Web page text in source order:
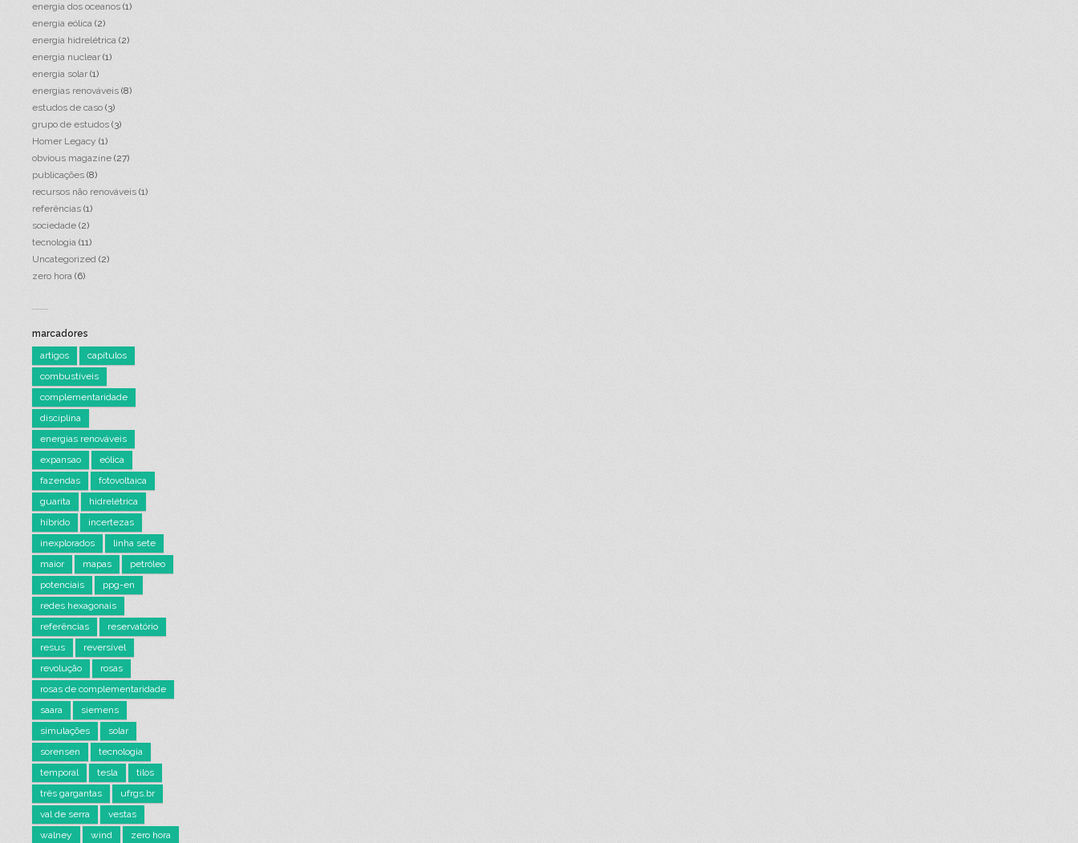
energia dos oceanos (1)
energia eólica (2)
energia hidrelétrica (2)
energia nuclear (1)
energia solar(1)
energias renováveis (8)
estudos de caso (3)
grupo de estudos (3)
Homer Legacy (1)
obvious magazine (27)
publicações (8)
recursos não renováveis (1)
referências (1)
sociedade (2)
tecnologia (11)
Uncategorized (2)
zero hora (6)
marcadores
artigos
capítulos
combustíveis
complementaridade
disciplina
energias renováveis
expansao
eólica
fazendas
fotovoltaica
guarita
hidrelétrica
híbrido
incertezas
inexplorados
linha sete
maior
mapas
petróleo
potenciais
ppg-en
redes hexagonais
referências
reservatório
resus
reversível
revolução
rosas
rosas de complementaridade
saara
siemens
simulações
solar
sorensen
tecnologia
temporal
tesla
tilos
três gargantas
ufrgs.br
val de serra
vestas
walney
wind zero hora